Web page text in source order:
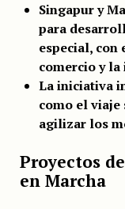
Singapur y
para
especial,
comercio y
La iniciativa
como el viaje
agilizar los
Proyectos
en Marcha